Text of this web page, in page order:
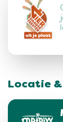
Locatie